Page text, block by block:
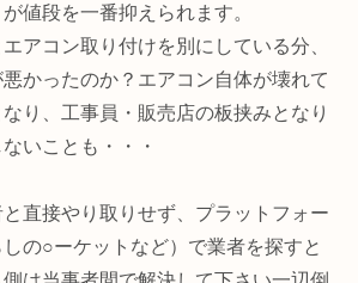
値段を一番抑えられます。
アコン取り付けを別にしている分、
かったのか？エアコン自体が壊れて
り、工事員・販売店の板挟みとなり
いことも・・・
直接やり取りせず、プラットフォー
の○ーケットなど）で業者を探すと